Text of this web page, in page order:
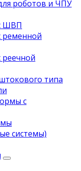
роботов и ЧПУ
ШВП
ременной
типа
с
системы)